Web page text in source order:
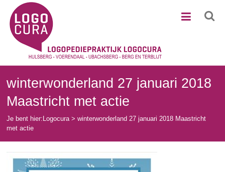
naar
inhoud
Logocura
winterwonderland 27 januari 2018
Maastricht met actie
Je bent hier: Logocura>winterwonderland 27 januari 2018 Maastricht
met actie